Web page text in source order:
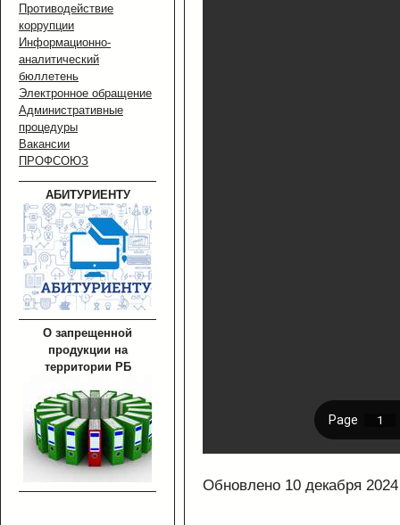
Противодействие
коррупции
Информационно-
аналитический
бюллетень
Электронное обращение
Административные
процедуры
Вакансии
ПРОФСОЮЗ
АБИТУРИЕНТУ
О запрещенной
продукции на
территории РБ
Обновлено 10 декабря 2024